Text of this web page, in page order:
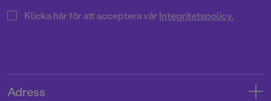
Klicka här för att acceptera vårIntegritetspolicy.
Adress